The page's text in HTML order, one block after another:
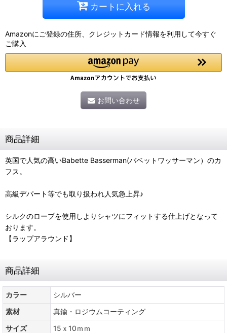
カートに入れる
Amazonにご登録の住所、クレジットカード情報を利用して今すぐ
ご購入
お問い合わせ
商品詳細
英国で人気の高いBabette Basserman(バベットワッサーマン）のカ
フス。
高級デパート等でも取り扱われ人気急上昇♪
シルクのロープを使用しよりシャツにフィットする仕上げとなって
おります。
【ラップアラウンド】
商品詳細
カラー
シルバー
素材
真鍮・ロジウムコーティング
サイズ
15ｘ10ｍｍ